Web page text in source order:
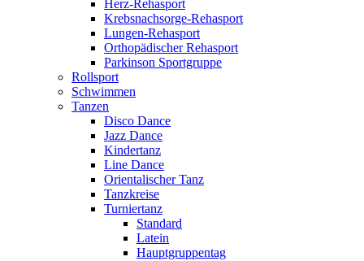
Herz-Rehasport
Krebsnachsorge-Rehasport
Lungen-Rehasport
Orthopädischer Rehasport
Parkinson Sportgruppe
Rollsport
Schwimmen
Tanzen
Disco Dance
Jazz Dance
Kindertanz
Line Dance
Orientalischer Tanz
Tanzkreise
Turniertanz
Standard
Latein
Hauptgruppentag